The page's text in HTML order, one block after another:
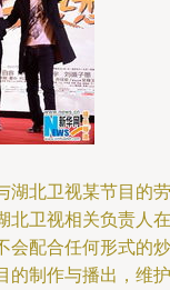
湖北卫视某节目的劳
北卫视相关负责人在
会配合任何形式的炒
的制作与播出，维护